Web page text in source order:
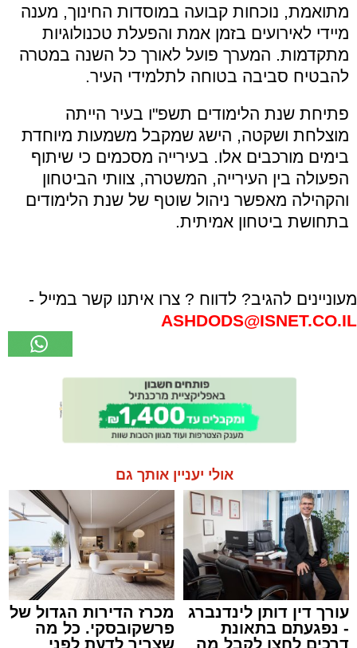
מתואמת, נוכחות קבועה במוסדות החינוך, מענה
מיידי לאירועים בזמן אמת והפעלת טכנולוגיות
מתקדמות. המערך פועל לאורך כל השנה במטרה
להבטיח סביבה בטוחה לתלמידי העיר.
פתיחת שנת הלימודים תשפ"ו בעיר הייתה
מוצלחת ושקטה, הישג שמקבל משמעות מיוחדת
בימים מורכבים אלו. בעירייה מסכמים כי שיתוף
הפעולה בין העירייה, המשטרה, צוותי הביטחון
והקהילה מאפשר ניהול שוטף של שנת הלימודים
בתחושת ביטחון אמיתית.
מעוניינים להגיב? לדווח ? צרו איתנו קשר במייל -
ASHDODS@ISNET.CO.IL
אולי יעניין אותך גם
עורך דין דותן לינדנברג
- נפגעתם בתאונת
דרכים לחצו לקבל מה
מכרז הדירות הגדול של
פרשקובסקי. כל מה
שצריך לדעת לפני